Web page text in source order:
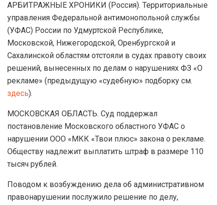
АРБИТРАЖНЫЕ ХРОНИКИ (Россия). Территориальные
управления Федеральной антимонопольной службы
(УФАС) России по Удмуртской Республике,
Московской, Нижегородской, Оренбургской и
Сахалинской областям отстояли в судах правоту своих
решений, вынесенных по делам о нарушениях ФЗ «О
рекламе» (предыдущую «судебную» подборку см.
здесь).
МОСКОВСКАЯ ОБЛАСТЬ. Суд поддержал
постановление Московского областного УФАС о
нарушении ООО «МКК «Твои плюс» закона о рекламе.
Обществу надлежит выплатить штраф в размере 110
тысяч рублей.
Поводом к возбуждению дела об административном
правонарушении послужило решение по делу,